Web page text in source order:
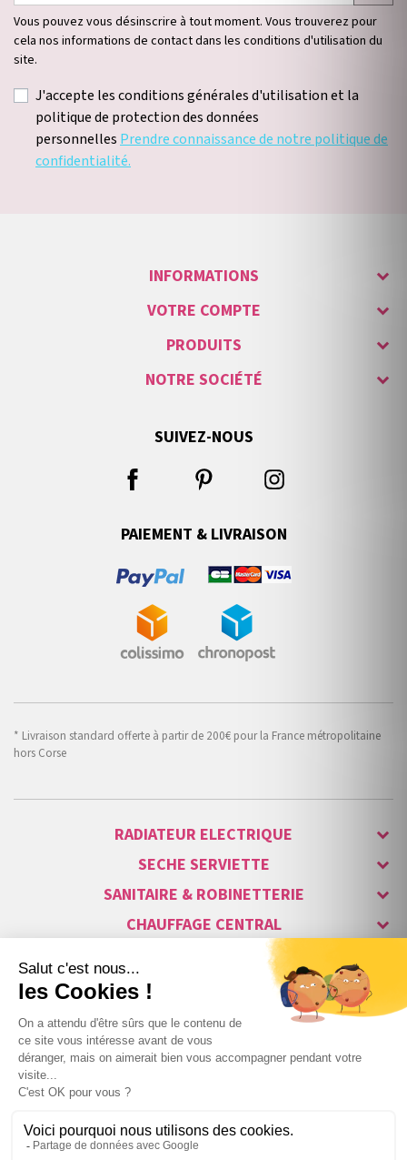
Vous pouvez vous désinscrire à tout moment. Vous trouverez pour
cela nos informations de contact dans les conditions d'utilisation du
site.
J'accepte les conditions générales d'utilisation et la
politique de protection des données
personnelles Prendre connaissance de notre politique de
confidentialité.
INFORMATIONS
VOTRE COMPTE
PRODUITS
NOTRE SOCIÉTÉ
SUIVEZ-NOUS
PAIEMENT & LIVRAISON
* Livraison standard offerte à partir de 200€ pour la France métropolitaine
hors Corse
RADIATEUR ELECTRIQUE
SECHE SERVIETTE
SANITAIRE & ROBINETTERIE
CHAUFFAGE CENTRAL
ALARME & SÉCURITÉ
MAISON CONNECTÉE
VISIOPHONE & INTERPHONE
LUMINAIRES & ECLAIRAGE